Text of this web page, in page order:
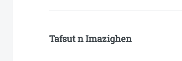
Tafsut n Imazighen